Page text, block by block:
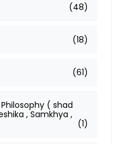
(48)
(18)
(61)
( shad
, Samkhya ,
(1)